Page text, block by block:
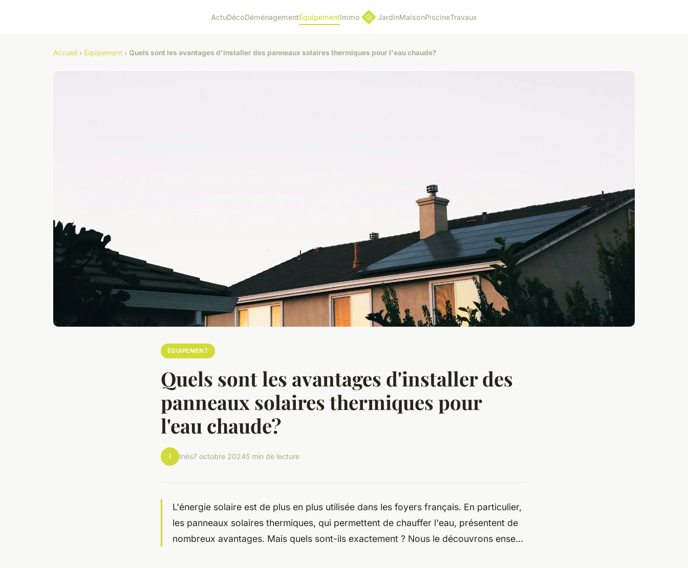
ActuDécoDéménagementÉquipementImmo JardinMaisonPiscineTravaux
Accueil › Équipement › Quels sont les avantages d'installer des panneaux solaires thermiques pour l'eau chaude?
ÉQUIPEMENT
Quels sont les avantages d'installer des
panneaux solaires thermiques pour
l'eau chaude?
I Inès7 octobre 20245 min de lecture
L'énergie solaire est de plus en plus utilisée dans les foyers français. En particulier,
les panneaux solaires thermiques, qui permettent de chauffer l'eau, présentent de
nombreux avantages. Mais quels sont-ils exactement ? Nous le découvrons ense...